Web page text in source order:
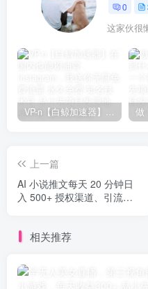
0
这家伙很
VP-n【白鲸加速器】在国内也能刷油管、Instagram，我送你无限免费流量 永久免费-知名技术官-品小先项目发源地
上一篇
AI 小说推文每天 20 分钟日
入 500+ 授权渠道、引流变
相关推荐